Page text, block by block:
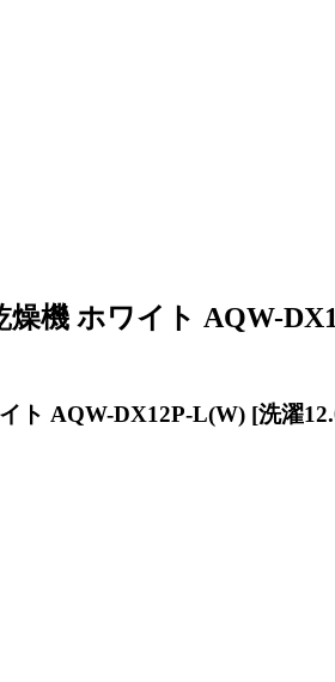
機 ホワイト AQW-
ト AQW-DX12P-L(W) [洗濯